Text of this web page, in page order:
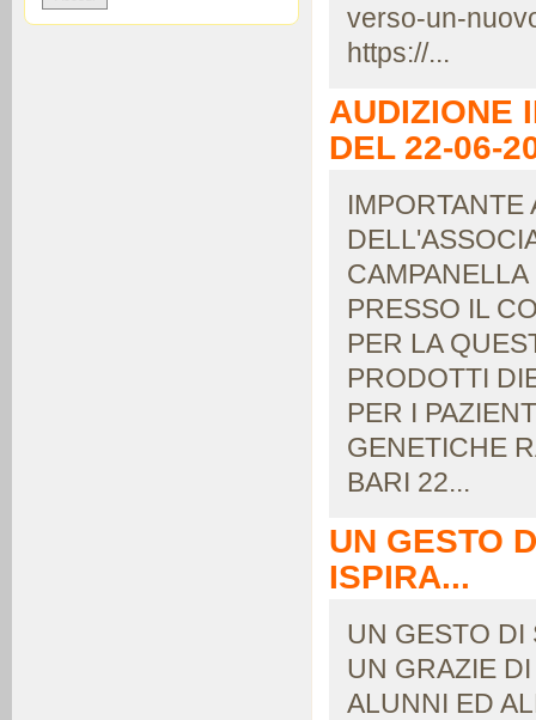
verso-un-
https://...
AUDIZIONE
DEL 22-06-
IMPORTANTE
CAMPANELLA
PRESSO IL
PER LA
PRODOTTI
PER I
GENETICHE
BARI 22...
UN GESTO
ISPIRA...
UN GESTO DI
UN GRAZIE
ALUNNI ED